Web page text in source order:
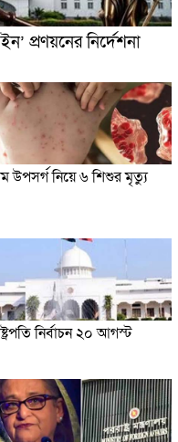
প্রণয়নের নির্দেশনা
উপসর্গ নিয়ে ৬ শিশুর মৃত্যু
নির্বাচন ২০ আগস্ট